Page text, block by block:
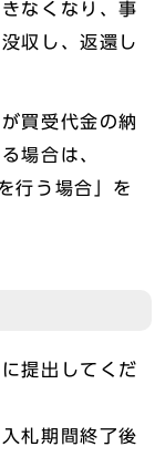
なくなり、事
収し、返還し
買受代金の納
場合は、
行う場合」を
提出してくだ
札期間終了後